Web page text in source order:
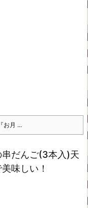
お月 ...
だんご(3本入)天
味しい！